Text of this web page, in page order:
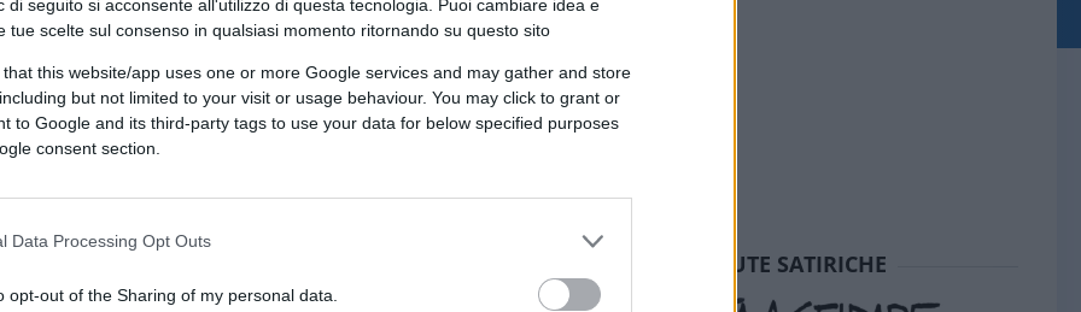
di seguito si acconsente all'utilizzo di questa tecnologia. Puoi cambiare idea e
tue scelte sul consenso in qualsiasi momento ritornando su questo sito
that this website/app uses one or more Google services and may gather and store
but not limited to your visit or usage behaviour. You may click to grant or
to Google and its third-party tags to use your data for below specified purposes
consent section.
Data Processing Opt Outs
opt-out of the Sharing of my personal data.
tramite DALL·E di OpenAI
su Google CLICCA QUI
SEDUTE SATIRICHE